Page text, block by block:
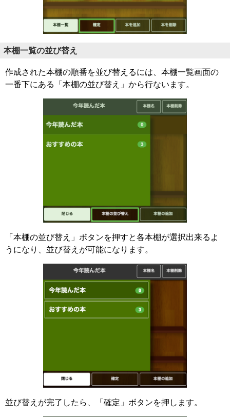
本棚一覧の並び替え
作成された本棚の順番を並び替えるには、本棚一覧画面の
一番下にある「本棚の並び替え」から行ないます。
「本棚の並び替え」ボタンを押すと各本棚が選択出来るよ
うになり、並び替えが可能になります。
並び替えが完了したら、「確定」ボタンを押します。